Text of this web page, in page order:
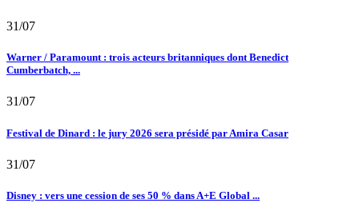
31/07
Warner / Paramount : trois acteurs britanniques dont Benedict
Cumberbatch, ...
31/07
Festival de Dinard : le jury 2026 sera présidé par Amira Casar
31/07
Disney : vers une cession de ses 50 % dans A+E Global ...